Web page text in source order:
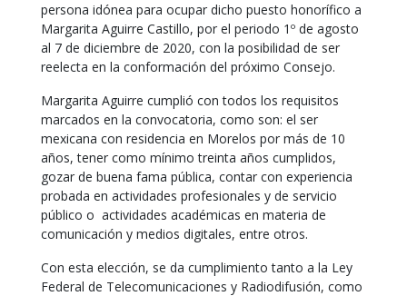
persona idónea para ocupar dicho puesto honorífico a
Margarita Aguirre Castillo, por el periodo 1º de agosto
al 7 de diciembre de 2020, con la posibilidad de ser
reelecta en la conformación del próximo Consejo.
Margarita Aguirre cumplió con todos los requisitos
marcados en la convocatoria, como son: el ser
mexicana con residencia en Morelos por más de 10
años, tener como mínimo treinta años cumplidos,
gozar de buena fama pública, contar con experiencia
probada en actividades profesionales y de servicio
público o actividades académicas en materia de
comunicación y medios digitales, entre otros.
Con esta elección, se da cumplimiento tanto a la Ley
Federal de Telecomunicaciones y Radiodifusión, como